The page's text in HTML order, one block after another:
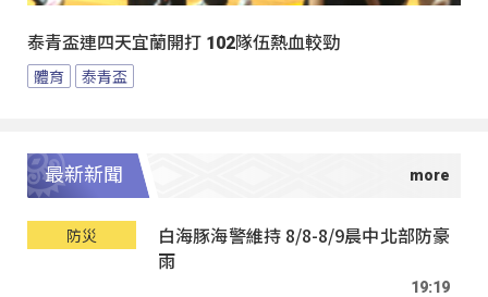
泰青盃連四天宜蘭開打 102隊伍熱血較勁
體育 泰青盃
最新新聞
防災
白海豚海警維持 8/8-8/9晨中北部防豪
雨
19:19